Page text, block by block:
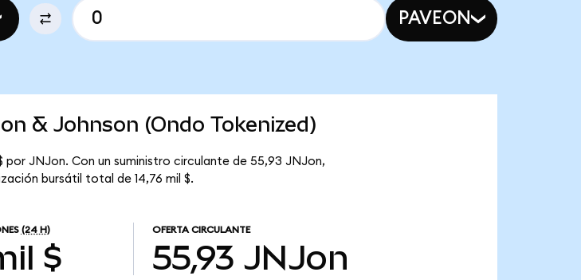
PAVEON
& Johnson (Ondo Tokenized)
JNJon. Con un suministro circulante de 55,93 JNJon,
bursátil total de 14,76 mil $.
(24 H)
$
OFERTA CIRCULANTE
55,93 JNJon